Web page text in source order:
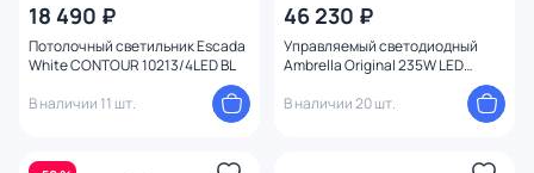
18 490 ₽
Потолочный светильник Escada
White CONTOUR 10213/4LED BL
В наличии 11 шт.
46 230 ₽
Управляемый светодиодный
Ambrella Original 235W LED
В наличии 20 шт.